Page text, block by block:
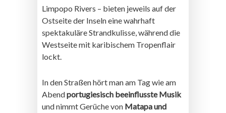
Limpopo Rivers – bieten jeweils auf der
Ostseite der Inseln eine wahrhaft
spektakuläre Strandkulisse, während die
Westseite mit karibischem Tropenflair
lockt.
In den Straßen hört man am Tag wie am
Abendportugiesisch beeinflusste Musik
und nimmt Gerüche von Matapa und